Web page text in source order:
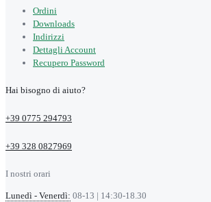
Ordini
Downloads
Indirizzi
Dettagli Account
Recupero Password
Hai bisogno di aiuto?
+39 0775 294793
+39 328 0827969
I nostri orari
Lunedì - Venerdì: 08-13 | 14:30-18.30